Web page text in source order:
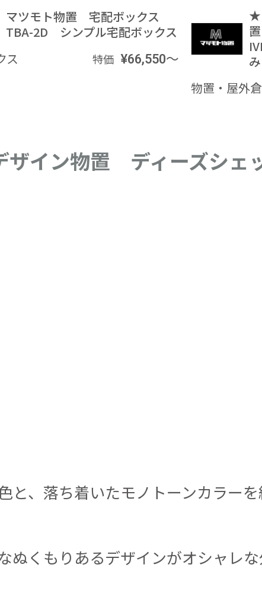
マツモト物置 宅配ボックス
TBA-2D シンプル宅配ボックス
ス
特価 ¥66,550～
★
物置・屋外
ザイン物置 ディーズシ
と、落ち着いたモノトーンカラー
ぬくもりあるデザインがオシャレ